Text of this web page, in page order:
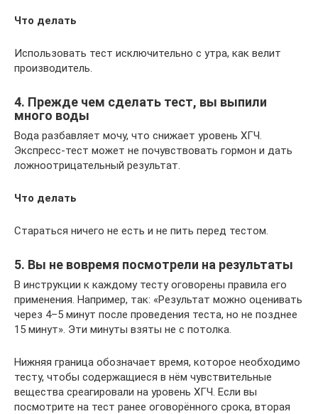
Что делать
Использовать тест исключительно с утра, как велит
производитель.
4. Прежде чем сделать тест, вы выпили
много воды
Вода разбавляет мочу, что снижает уровень ХГЧ.
Экспресс-тест может не почувствовать гормон и дать
ложноотрицательный результат.
Что делать
Стараться ничего не есть и не пить перед тестом.
5. Вы не вовремя посмотрели на результаты
В инструкции к каждому тесту оговорены правила его
применения. Например, так: «Результат можно оценивать
через 4–5 минут после проведения теста, но не позднее
15 минут». Эти минуты взяты не с потолка.
Нижняя граница обозначает время, которое необходимо
тесту, чтобы содержащиеся в нём чувствительные
вещества среагировали на уровень ХГЧ. Если вы
посмотрите на тест ранее оговорённого срока, вторая